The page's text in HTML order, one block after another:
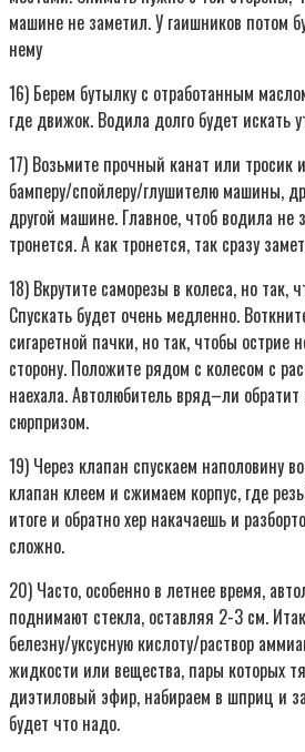
машине не заметил. У гаишников потом
нему
16) Берем бутылку с отработанным
где движок. Водила долго будет искать
17) Возьмите прочный канат или
бамперу/спойлеру/глушителю машины,
другой машине. Главное, чтоб водила не
тронется. А как тронется, так сразу
18) Вкрутите саморезы в колеса, но так,
Спускать будет очень медленно.
сигаретной пачки, но так, чтобы острие
сторону. Положите рядом с колесом с
наехала. Автолюбитель вряд–ли
сюрпризом.
19) Через клапан спускаем наполовину
клапан клеем и сжимаем корпус, где
итоге и обратно хер накачаешь и
сложно.
20) Часто, особенно в летнее время,
поднимают стекла, оставляя 2-3 см.
белезну/уксусную кислоту/раствор
жидкости или вещества, пары которых
диэтиловый эфир, набираем в шприц и
будет что надо.